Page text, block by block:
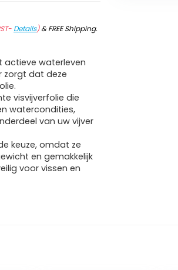
Details)&FREE Shipping.
actieve waterleven
zorgt dat deze
visvijverfolie die
watercondities,
van uw vijver
keuze, omdat ze
en gemakkelijk
voor vissen en